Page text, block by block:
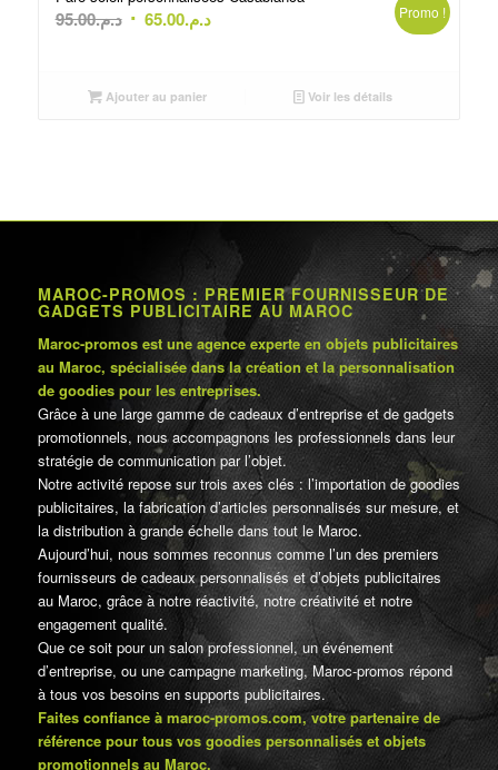
د.م.95.00
Le
était :
د.م.65.00
Le
Promo !
Ajouter au panier Voir les détails
MAROC-PROMOS : PREMIER FOURNISSEUR DE
GADGETS PUBLICITAIRE AU MAROC
Maroc-promos est une agence experte en objets publicitaires
au Maroc, spécialisée dans la création et la personnalisation
de goodies pour les entreprises.
Grâce à une large gamme de cadeaux d’entreprise et de gadgets
promotionnels, nous accompagnons les professionnels dans leur
stratégie de communication par l’objet.
Notre activité repose sur trois axes clés : l’importation de goodies
publicitaires, la fabrication d’articles personnalisés sur mesure, et
la distribution à grande échelle dans tout le Maroc.
Aujourd’hui, nous sommes reconnus comme l’un des premiers
fournisseurs de cadeaux personnalisés et d’objets publicitaires
au Maroc, grâce à notre réactivité, notre créativité et notre
engagement qualité.
Que ce soit pour un salon professionnel, un événement
d’entreprise, ou une campagne marketing, Maroc-promos répond
à tous vos besoins en supports publicitaires.
Faites confiance à maroc-promos.com, votre partenaire de
référence pour tous vos goodies personnalisés et objets
promotionnels au Maroc.